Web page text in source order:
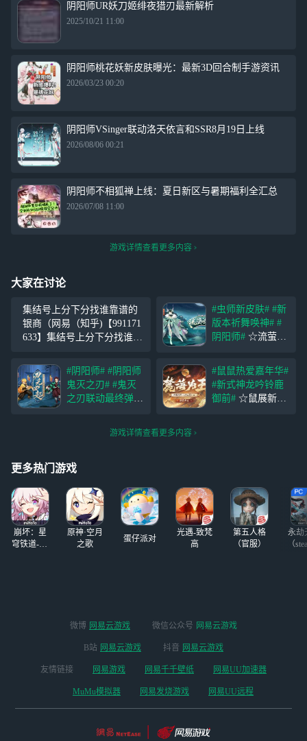
阴阳师UR妖刀姬绯夜猎刃最新解析
2025/10/21 11:00
阴阳师桃花妖新皮肤曝光：最新3D回合制手游资讯
2026/03/23 00:20
阴阳师VSinger联动洛天依言和SSR8月19日上线
2026/08/06 00:21
阴阳师不相狐禅上线：夏日新区与暑期福利全汇总
2026/07/08 11:00
游戏详情查看更多内容
大家在讨论
集结号上分下分找谁靠谱的
银商（网易（知乎)【991171
633】集结号上分下分找谁靠
号上分下分找谁靠谱的银商
【991171633】集结号上分下
分找谁靠谱的银商【9
#虫师新皮肤# #新
版本祈舞唤神# #
阴阳师# ☆流萤之
情报☆ 幽寂古林
万物静谧，点点萤
光与皓月相映，少
女提灯轻迈试探步
#阴阳师# #阴阳师
鬼灭之刃# #鬼灭
之刃联动最终弹#
启☆​ 鎹鸦鸣啼传
响平安京，四个熟
现，鬼杀队再次集
TV动画《鬼灭之
刃》联动最终弹
即将于6月14日
#鼠鼠热爱嘉年华#
#新式神龙吟铃鹿
御前# ☆鼠展新卷·
已于今日开启！全
新SP阶式神 龙吟
铃鹿御前（C
游戏详情查看更多内容
更多热门游戏
崩坏：星
穹铁道-4.4
原神·空月
之歌
蛋仔派对
光遇-致梵
高
第五人格
（官服）
永劫
（
微博 网易云游戏 微信公众号 网易云游戏
B站 网易云游戏 抖音 网易云游戏
友情链接 网易游戏 网易千千壁纸 网易UU加速器
MuMu模拟器 网易发烧游戏 网易UU远程